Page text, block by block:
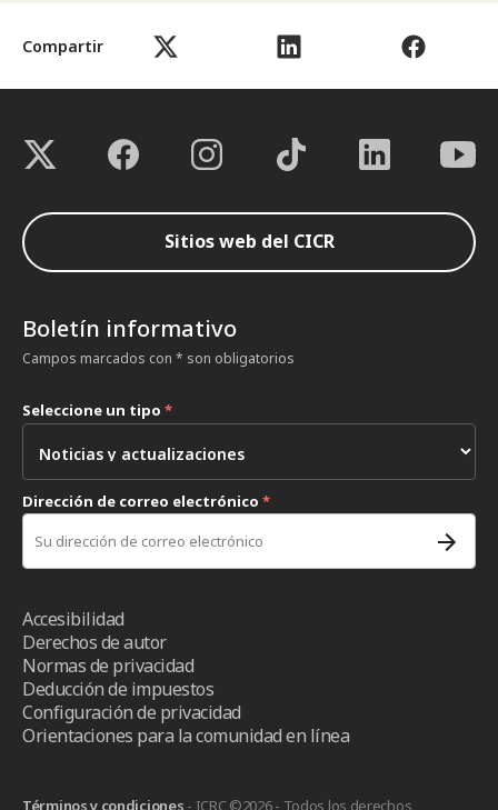
Compartir
Sitios web del CICR
Boletín informativo
Campos marcados con * son obligatorios
Seleccione un tipo *
Dirección de correo electrónico *
Accesibilidad
Derechos de autor
Normas de privacidad
Deducción de impuestos
Configuración de privacidad
Orientaciones para la comunidad en línea
Términos y condiciones - ICRC ©2026 - Todos los derechos